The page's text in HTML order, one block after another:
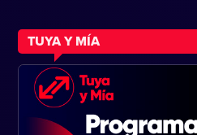
TUYA Y MÍA